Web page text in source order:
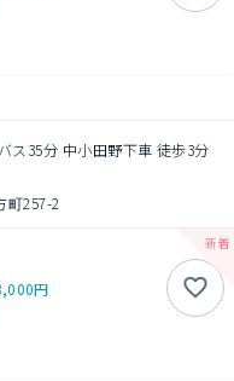
ス35分 中小田野下車 徒歩3分
町257-2
円